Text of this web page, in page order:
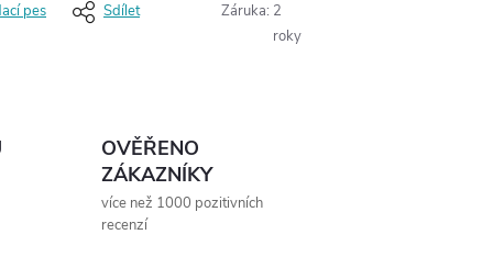
pes Sdílet Záruka: 2
roky
OVĚŘENO
ZÁKAZNÍKY
více než 1000 pozitivních
recenzí